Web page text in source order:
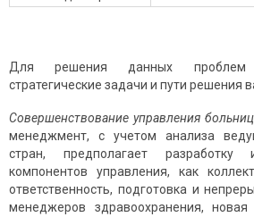
Для решения данных проблем
стратегические задачи и пути решения
Совершенствование управления
менеджмент, с учетом анализа
стран, предполагает
компонентов управления, как
ответственность, подготовка и
менеджеров здравоохранения,